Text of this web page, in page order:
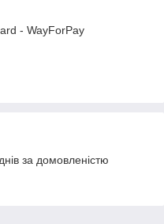
- WayForPay
за домовленістю